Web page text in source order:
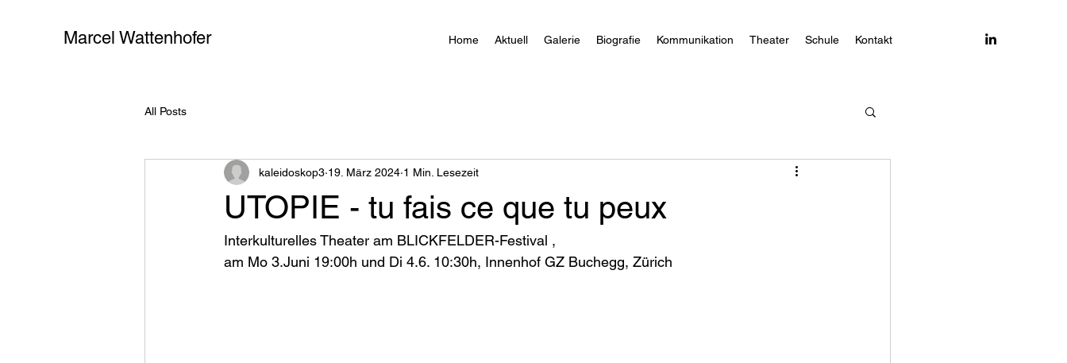
Marcel Wattenhofer Home Aktuell Galerie Biografie Kommunikation Theater Schule Kontakt
All Posts
UTOPIE - tu fais ce que tu peux
kaleidoskop3 19. März 2024 1 Min. Lesezeit
Interkulturelles Theater am BLICKFELDER-Festival ,
am Mo 3.Juni 19:00h und Di 4.6. 10:30h, Innenhof GZ Buchegg, Zürich